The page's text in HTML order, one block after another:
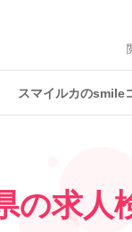
スマイルカのsmile
の求人